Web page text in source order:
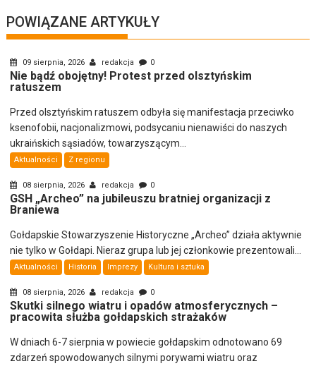
POWIĄZANE ARTYKUŁY
09 sierpnia, 2026 redakcja 0
Nie bądź obojętny! Protest przed olsztyńskim
ratuszem
Przed olsztyńskim ratuszem odbyła się manifestacja przeciwko
ksenofobii, nacjonalizmowi, podsycaniu nienawiści do naszych
ukraińskich sąsiadów, towarzyszącym...
Aktualności Z regionu
08 sierpnia, 2026 redakcja 0
GSH „Archeo” na jubileuszu bratniej organizacji z
Braniewa
Gołdapskie Stowarzyszenie Historyczne „Archeo” działa aktywnie
nie tylko w Gołdapi. Nieraz grupa lub jej członkowie prezentowali...
Aktualności Historia Imprezy Kultura i sztuka
08 sierpnia, 2026 redakcja 0
Skutki silnego wiatru i opadów atmosferycznych –
pracowita służba gołdapskich strażaków
W dniach 6-7 sierpnia w powiecie gołdapskim odnotowano 69
zdarzeń spowodowanych silnymi porywami wiatru oraz